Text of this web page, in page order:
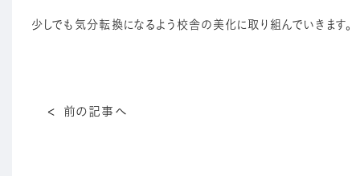
少しでも気分転換になるよう校舎の美化に取り組んでいきます。
前の記事へ